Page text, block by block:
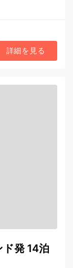
詳細を見る
発 14泊